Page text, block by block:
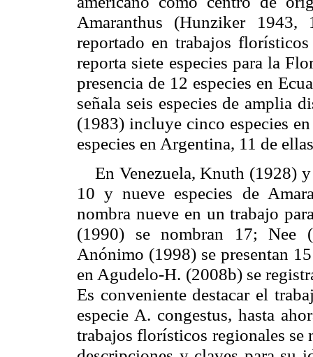
Amaranthus (Hunziker
reportado en trabajos
reporta siete especies parala
presencia de 12 especies en
señala seis especies de amplia
(1983) incluye cinco especies
especies en Argentina, 11 de
En Venezuela, Knuth (1928) y
10 y nueve especies de
nombra nueve en un trabajo
(1990) se nombran 17; Nee
Anónimo (1998) se presentan
en Agudelo-H. (2008b) se
Es conveniente destacar el
especie A. congestus, hasta
trabajos florísticos regionales se